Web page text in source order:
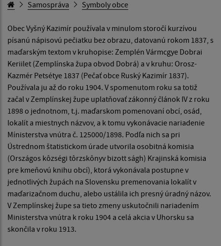
Samospráva Symboly obce
Obec Vyšný Kazimír používala v minulom storočí kurzívou
písanú nápisovú pečiatku bez obrazu, datovanú rokom 1837, s
maďarským textom v kruhopise: Zemplén Vármcgye Dobrai
Keriilet (Zemplínska župa obvod Dobrá) a v kruhu: Orosz-
Kazmér Petsétye 1837 (Pečať obce Ruský Kazimír 1837).
Používala ju až do roku 1904. V spomenutom roku sa totiž
začal v Zemplínskej župe uplatňovať zákonný článok IV z roku
1898 o jednotnom, t.j. maďarskom pomenovaní obcí, osád,
lokalít a miestnych názvov, a k tomu vykonávacie nariadenie
Mínisterstva vnútra č. 125000/1898. Podľa nich sa pri
Ústrednom štatistickom úrade utvorila osobitná komisia
(Országos kôzségi tôrzskônyv bizott ságh) Krajinská komisia
pre kmeňovú knihu obcí), ktorá vykonávala postupne v
jednotlivých župách na Slovensku premenovania lokalít v
maďarizačnom duchu, alebo ustálila ich presný úradný názov.
V Zemplínskej župe sa tieto zmeny uskutočnili nariadením
Ministerstva vnútra k roku 1904 a celá akcia v Uhorsku sa
skončila v roku 1913.